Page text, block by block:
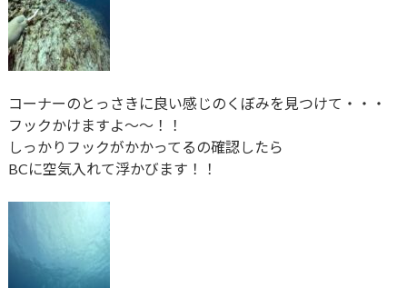
コーナーのとっさきに良い感じのくぼみを見つけて・・・
フックかけますよ～～！！
しっかりフックがかかってるの確認したら
BCに空気入れて浮かびます！！